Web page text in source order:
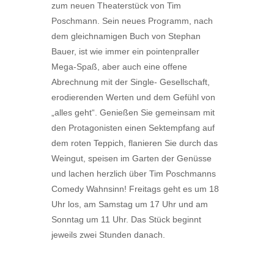
zum neuen Theaterstück von Tim
Poschmann. Sein neues Programm, nach
dem gleichnamigen Buch von Stephan
Bauer, ist wie immer ein pointenpraller
Mega-Spaß, aber auch eine offene
Abrechnung mit der Single- Gesellschaft,
erodierenden Werten und dem Gefühl von
„alles geht“. Genießen Sie gemeinsam mit
den Protagonisten einen Sektempfang auf
dem roten Teppich, flanieren Sie durch das
Weingut, speisen im Garten der Genüsse
und lachen herzlich über Tim Poschmanns
Comedy Wahnsinn! Freitags geht es um 18
Uhr los, am Samstag um 17 Uhr und am
Sonntag um 11 Uhr. Das Stück beginnt
jeweils zwei Stunden danach.